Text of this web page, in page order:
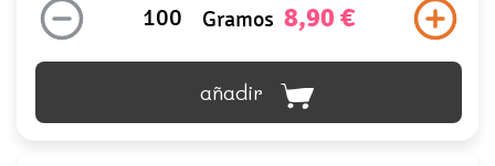
Gramos 8,90 €
añadir